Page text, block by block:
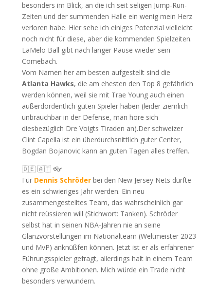
besonders im Blick, an die ich seit seligen Jump-Run-
Zeiten und der summenden Halle ein wenig mein Herz
verloren habe. Hier sehe ich einiges Potenzial vielleicht
noch nicht für diese, aber die kommenden Spielzeiten.
LaMelo Ball gibt nach langer Pause wieder sein
Comebach.
Vom Namen her am besten aufgestellt sind die
Atlanta Hawks, die am ehesten den Top 8 gefährlich
werden können, weil sie mit Trae Young auch einen
außerdordentlich guten Spieler haben (leider ziemlich
unbrauchbar in der Defense, man höre sich
diesbezüglich Dre Voigts Tiraden an).Der schweizer
Clint Capella ist ein überdurchsnittlich guter Center,
Bogdan Bojanovic kann an guten Tagen alles treffen.
🇩🇪 🇦🇹 👓
Für Dennis Schröderbei den New Jersey Nets dürfte
es ein schwieriges Jahr werden. Ein neu
zusammengestelltes Team, das wahrscheinlich gar
nicht reüssieren will (Stichwort: Tanken). Schröder
selbst hat in seinen NBA-Jahren nie an seine
Glanzvorstellungen im Nationalteam (Weltmeister 2023
und MvP) anknüßfen können. Jetzt ist er als erfahrener
Führungsspieler gefragt, allerdings halt in einem Team
ohne große Ambitionen. Mich würde ein Trade nicht
besonders verwundern.